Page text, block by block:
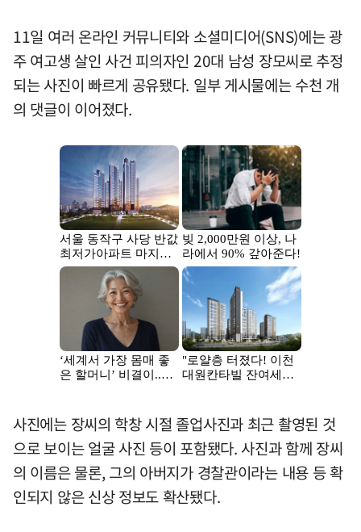
11일 여러 온라인 커뮤니티와 소셜미디어(SNS)에는 광
주 여고생 살인 사건 피의자인 20대 남성 장모씨로 추정
되는 사진이 빠르게 공유됐다. 일부 게시물에는 수천 개
의 댓글이 이어졌다.
사진에는 장씨의 학창 시절 졸업사진과 최근 촬영된 것
으로 보이는 얼굴 사진 등이 포함됐다. 사진과 함께 장씨
의 이름은 물론, 그의 아버지가 경찰관이라는 내용 등 확
인되지 않은 신상 정보도 확산됐다.